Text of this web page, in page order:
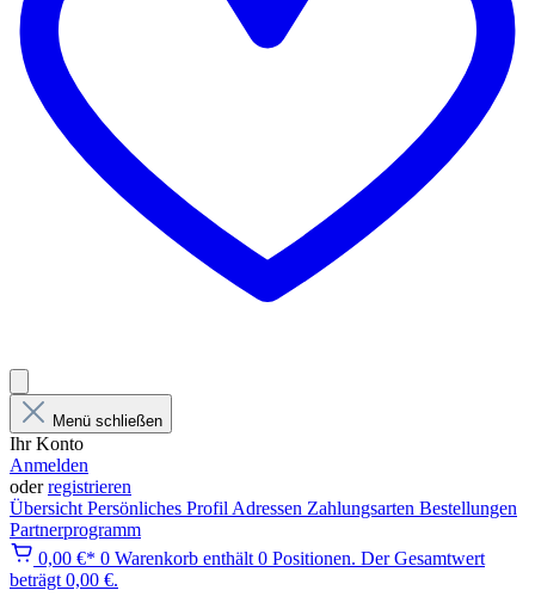
Menü schließen
Ihr Konto
Anmelden
oderregistrieren
Übersicht Persönliches Profil Adressen Zahlungsarten Bestellungen
Partnerprogramm
0,00 €* 0 Warenkorb enthält 0 Positionen. Der Gesamtwert
beträgt 0,00 €.